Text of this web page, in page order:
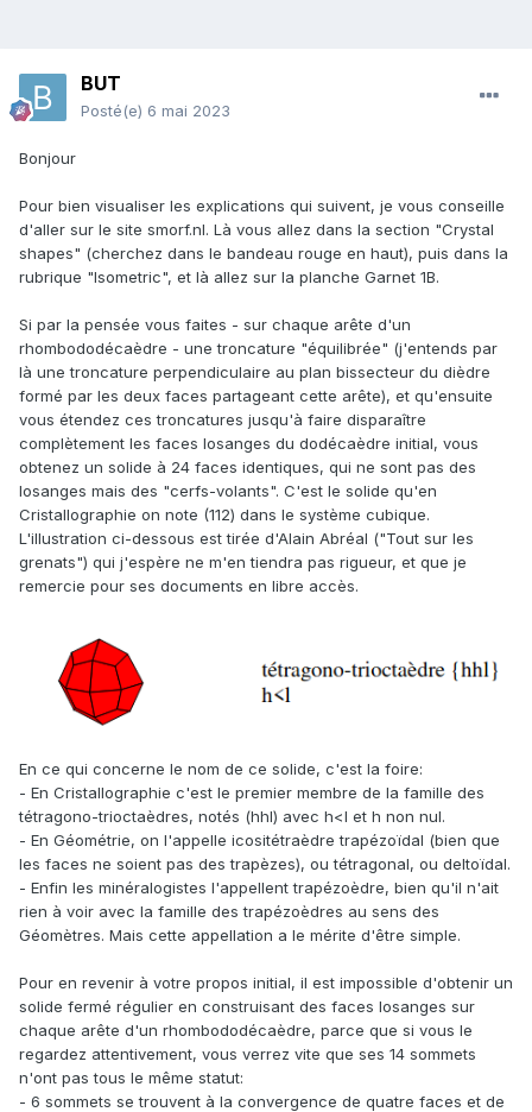
BUT
Posté(e) 6 mai 2023
Bonjour
Pour bien visualiser les explications qui suivent, je vous conseille
d'aller sur le site smorf.nl. Là vous allez dans la section "Crystal
shapes" (cherchez dans le bandeau rouge en haut), puis dans la
rubrique "Isometric", et là allez sur la planche Garnet 1B.
Si par la pensée vous faites - sur chaque arête d'un
rhombododécaèdre - une troncature "équilibrée" (j'entends par
là une troncature perpendiculaire au plan bissecteur du dièdre
formé par les deux faces partageant cette arête), et qu'ensuite
vous étendez ces troncatures jusqu'à faire disparaître
complètement les faces losanges du dodécaèdre initial, vous
obtenez un solide à 24 faces identiques, qui ne sont pas des
losanges mais des "cerfs-volants". C'est le solide qu'en
Cristallographie on note (112) dans le système cubique.
L'illustration ci-dessous est tirée d'Alain Abréal ("Tout sur les
grenats") qui j'espère ne m'en tiendra pas rigueur, et que je
remercie pour ses documents en libre accès.
En ce qui concerne le nom de ce solide, c'est la foire:
- En Cristallographie c'est le premier membre de la famille des
tétragono-trioctaèdres, notés (hhl) avec h<l et h non nul.
- En Géométrie, on l'appelle icositétraèdre trapézoïdal (bien que
les faces ne soient pas des trapèzes), ou tétragonal, ou deltoïdal.
- Enfin les minéralogistes l'appellent trapézoèdre, bien qu'il n'ait
rien à voir avec la famille des trapézoèdres au sens des
Géomètres. Mais cette appellation a le mérite d'être simple.
Pour en revenir à votre propos initial, il est impossible d'obtenir un
solide fermé régulier en construisant des faces losanges sur
chaque arête d'un rhombododécaèdre, parce que si vous le
regardez attentivement, vous verrez vite que ses 14 sommets
n'ont pas tous le même statut:
- 6 sommets se trouvent à la convergence de quatre faces et de